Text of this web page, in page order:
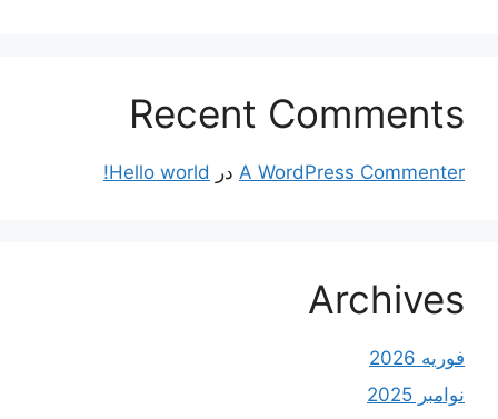
Recent Comments
A WordPress Commenter در Hello world!
Archives
فوریه 2026
نوامبر 2025